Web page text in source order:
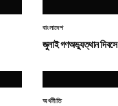
বাংলাদেশ
জুলাই গণঅভ্যুত্থান দিবসে
অর্থনীতি